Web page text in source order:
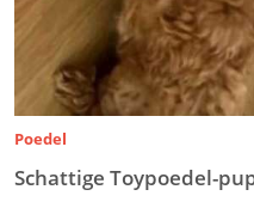
Poedel
Schattige Toypoedel-